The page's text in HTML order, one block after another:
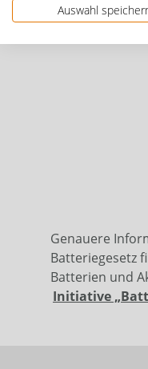
Genauere
Batteriegesetz
Batterien und
Initiative
Auswahl